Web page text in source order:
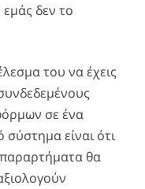
δεν το
του να έχεις
σε ένα
είναι ότι
θα